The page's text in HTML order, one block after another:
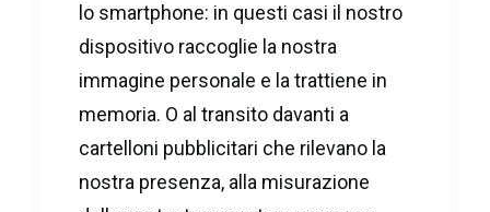
lo smartphone: in questi casi il nostro
dispositivo raccoglie la nostra
immagine personale e la trattiene in
memoria. O al transito davanti a
cartelloni pubblicitari che rilevano la
nostra presenza, alla misurazione